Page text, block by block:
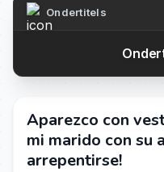
Ondertitels
Aparezco con
mi marido con su
arrepentirse!